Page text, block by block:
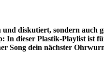
diskutiert, sondern auch
In dieser Plastik-Playlist ist
Song dein nächster